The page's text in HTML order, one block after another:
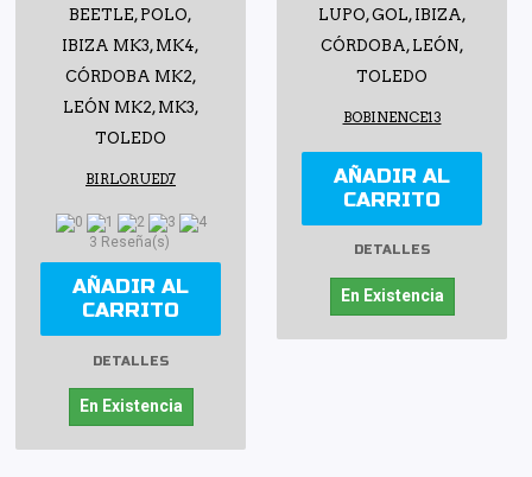
BEETLE, POLO,
IBIZA MK3, MK4,
CÓRDOBA MK2,
LEÓN MK2, MK3,
TOLEDO
BIRLORUED7
3 Reseña(s)
AÑADIR AL
CARRITO
DETALLES
En Existencia
LUPO, GOL, IBIZA,
CÓRDOBA, LEÓN,
TOLEDO
BOBINENCE13
AÑADIR AL
CARRITO
DETALLES
En Existencia